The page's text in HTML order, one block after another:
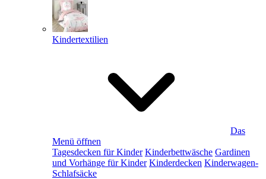
Kindertextilien
Das
Menü öffnen
Tagesdecken für Kinder Kinderbettwäsche Gardinen
und Vorhänge für Kinder Kinderdecken Kinderwagen-
Schlafsäcke